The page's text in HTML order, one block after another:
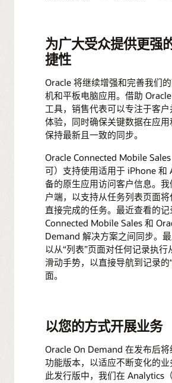
为广大受众提供更强
捷性
Oracle 将继续增强和完善我们
机和平板电脑应用。借助
工具，销售代表可以专注于客
体验，同时确保关键数据在应
保持最新且一致的同步。
Oracle Connected Mobile
可）支持使用适用于 iPhone 和
备的原生应用访问客户信息。
户端，以支持从任务列表页面
直接完成的任务。最近查看的记
Connected Mobile Sales 和
Demand 解决方案之间同步。
以从“列表”页面对任何记录执行
滑动手势，以直接导航到记录的
面。
以您的方式开展业务
Oracle On Demand 在发布后将
功能版本，以适应不断变化的
此发行版中，我们在 Analytics